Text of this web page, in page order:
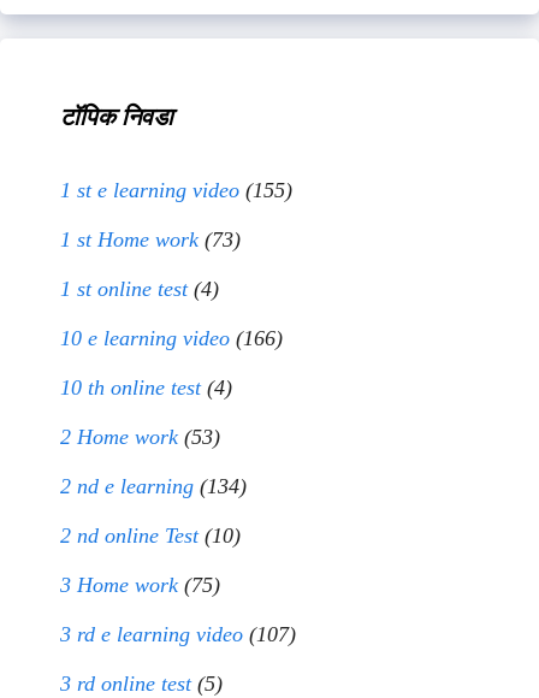
टॉपिक निवडा
1 st e learning video (155)
1 st Home work (73)
1 st online test(4)
10 e learning video (166)
10 th online test(4)
2 Home work (53)
2 nd e learning (134)
2 nd online Test(10)
3 Home work (75)
3 rd e learning video (107)
3 rd online test(5)